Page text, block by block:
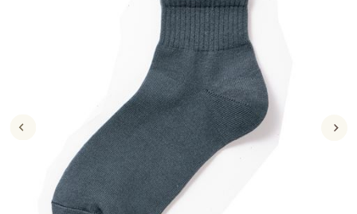
寝具・インテリア・家具通販すべて
カーテン・ラグ・ファブリック
美容・健康・サプリメント
制服・スクールすべて
制服・学生服
ジュニア・ティーンズ下着
大きいサイズ通販すべて
大きいサイズ レディース服
バーゲンセール
詳細検索
キッチン・雑貨・日用品
カーテン・ラグ・ファブリック
美容・健康通販すべて
美容・健康・サプリメント
ジュニア・ティーンズ下着
大きいサイズ通販すべて
大きいサイズ レディース服
大きいサイズ レディース下着
バーゲンセール
シークレットセール
商品カテゴリ一覧